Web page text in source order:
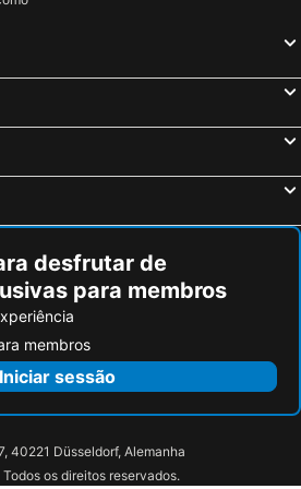
desfrutar de
para membros
membros
Iniciar sessão
40221 Düsseldorf, Alemanha
os direitos reservados.